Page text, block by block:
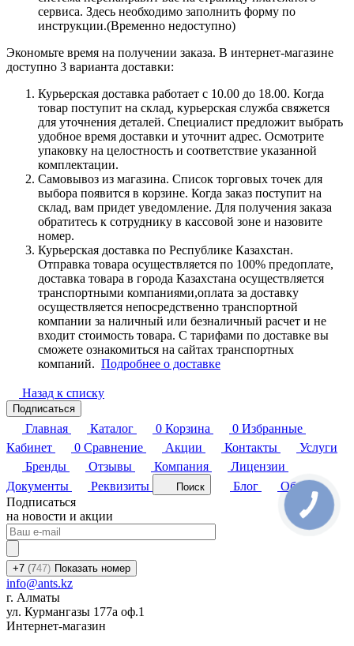
сервиса. Здесь необходимо заполнить форму по
инструкции.(Временно недоступно)
Экономьте время на получении заказа. В интернет-магазине
доступно 3 варианта доставки:
Курьерская доставка работает с 10.00 до 18.00. Когда
товар поступит на склад, курьерская служба свяжется
для уточнения деталей. Специалист предложит выбрать
удобное время доставки и уточнит адрес. Осмотрите
упаковку на целостность и соответствие указанной
комплектации.
Самовывоз из магазина. Список торговых точек для
выбора появится в корзине. Когда заказ поступит на
склад, вам придет уведомление. Для получения заказа
обратитесь к сотруднику в кассовой зоне и назовите
номер.
Курьерская доставка по Республике Казахстан.
Отправка товара осуществляется по 100% предоплате,
доставка товара в города Казахстана осуществляется
транспортными компаниями,оплата за доставку
осуществляется непосредственно транспортной
компании за наличный или безналичный расчет и не
входит стоимость товара. С тарифами по доставке вы
сможете ознакомиться на сайтах транспортных
компаний. Подробнее о доставке
Назад к списку
Подписаться
Главная Каталог 0 Корзина 0 Избранные
Кабинет
0 Сравнение Акции Контакты
Услуги
Бренды
Отзывы Компания
Лицензии
Документы
Реквизиты Поиск Блог
Обзоры
Подписаться
на новости и акции
+7 (747) Показать номер
info@ants.kz
г. Алматы
ул. Курмангазы 177а оф.1
Интернет-магазин